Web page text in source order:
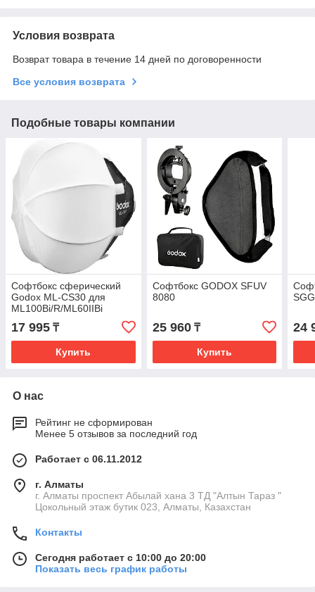
Условия возврата
Возврат товара в течение 14 дней по договоренности
Все условия возврата
Подобные товары компании
Софтбокс сферический
Godox ML-CS30 для
ML100Bi/R/ML60IIBi
17 995 ₸
Купить
Софтбокс GODOX SFUV
8080
25 960₸
Купить
24
О нас
Рейтинг не сформирован
Менее 5 отзывов за последний год
Работает с 06.11.2012
г. Алматы
г. Алматы проспект Абылай хана 3 ТД "Алтын Тараз "
Цокольный этаж бутик 023, Алматы, Казахстан
Контакты
Сегодня работает с 10:00 до 20:00
Показать весь график работы